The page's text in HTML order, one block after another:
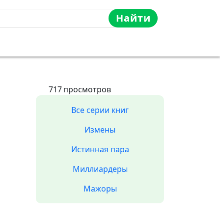
Найти
717просмотров
Все серии книг
Измены
Истинная пара
Миллиардеры
Мажоры